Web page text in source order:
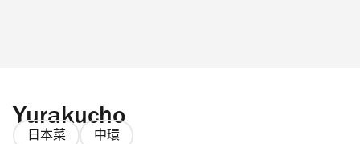
Yurakucho
日本菜 中環